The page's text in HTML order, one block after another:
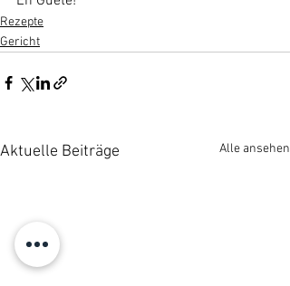
Rezepte
Gericht
Aktuelle Beiträge Alle ansehen